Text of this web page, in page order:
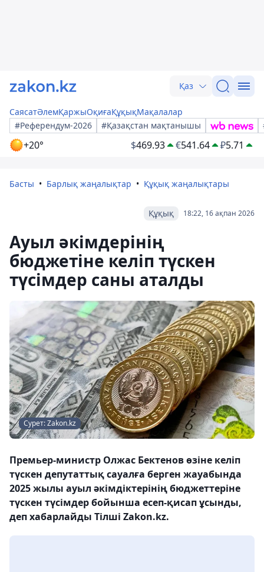
Қаз
СаясатӘлемҚаржыОқиғаҚұқықМақалалар
#Референдум-2026
#Қазақстан мақтанышы
+20° $469.93 €541.64 ₽5.71
Басты Барлық жаңалықтар Құқық жаңалықтары
18:22, 16 ақпан 2026
Құқық
Ауыл әкімдерінің
бюджетіне келіп түскен
түсімдер саны аталды
Сурет: Zakon.kz
Премьер-министр Олжас Бектенов өзіне келіп
түскен депутаттық сауалға берген жауабында
2025 жылы ауыл әкімдіктерінің бюджеттеріне
түскен түсімдер бойынша есеп-қисап ұсынды,
деп хабарлайды Тілші Zakon.kz.